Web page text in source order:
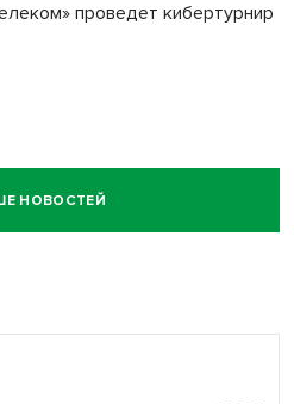
проведет кибертурнир
НОВОСТЕЙ